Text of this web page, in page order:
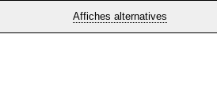
Affiches alternatives